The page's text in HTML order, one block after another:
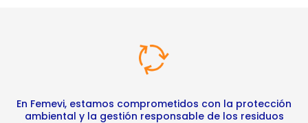
En Femevi, estamos comprometidos con la protección
ambiental y la gestión responsable de los residuos